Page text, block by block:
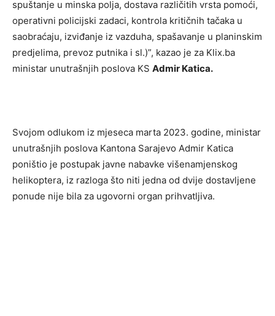
spuštanje u minska polja, dostava različitih vrsta pomoći,
operativni policijski zadaci, kontrola kritičnih tačaka u
saobraćaju, izviđanje iz vazduha, spašavanje u planinskim
predjelima, prevoz putnika i sl.)”, kazao je za Klix.ba
ministar unutrašnjih poslova KS Admir Katica.
Svojom odlukom iz mjeseca marta 2023. godine, ministar
unutrašnjih poslova Kantona Sarajevo Admir Katica
poništio je postupak javne nabavke višenamjenskog
helikoptera, iz razloga što niti jedna od dvije dostavljene
ponude nije bila za ugovorni organ prihvatljiva.